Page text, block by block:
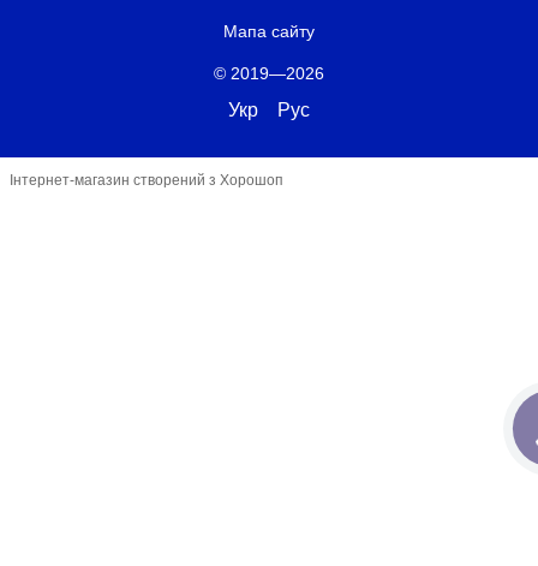
Мапа сайту
© 2019—2026
Укр Рус
Інтернет-магазин створений з Хорошоп